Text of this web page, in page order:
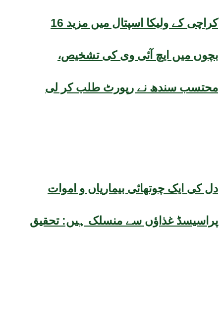
کراچی کے ولیکا اسپتال میں مزید 16
بچوں میں ایچ آئی وی کی تشخیص،
محتسب سندھ نے رپورٹ طلب کر لی
دل کی ایک چوتھائی بیماریاں و اموات
پراسیسڈ غذاؤں سے منسلک ہیں: تحقیق